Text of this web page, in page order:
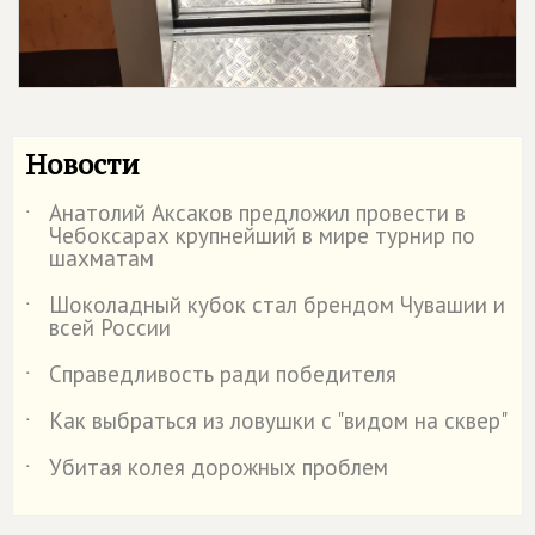
Новости
˙ Анатолий Аксаков предложил провести в
Чебоксарах крупнейший в мире турнир по
шахматам
˙
Шоколадный кубок стал брендом Чувашии и
всей России
˙
Справедливость ради победителя
˙
Как выбраться из ловушки с "видом на сквер"
˙
Убитая колея дорожных проблем